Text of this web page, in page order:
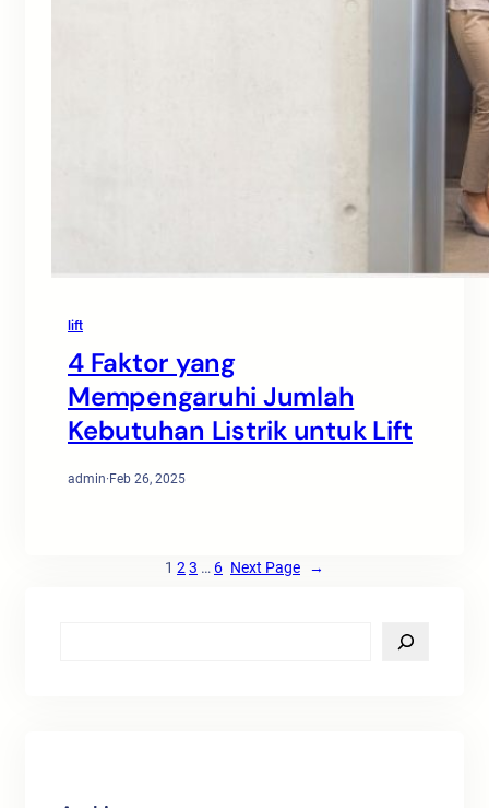
lift
4 Faktor yang
Mempengaruhi Jumlah
Kebutuhan Listrik untuk Lift
admin·Feb 26, 2025
1 2 3 … 6 Next Page →